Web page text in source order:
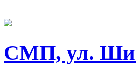
СМП, ул.